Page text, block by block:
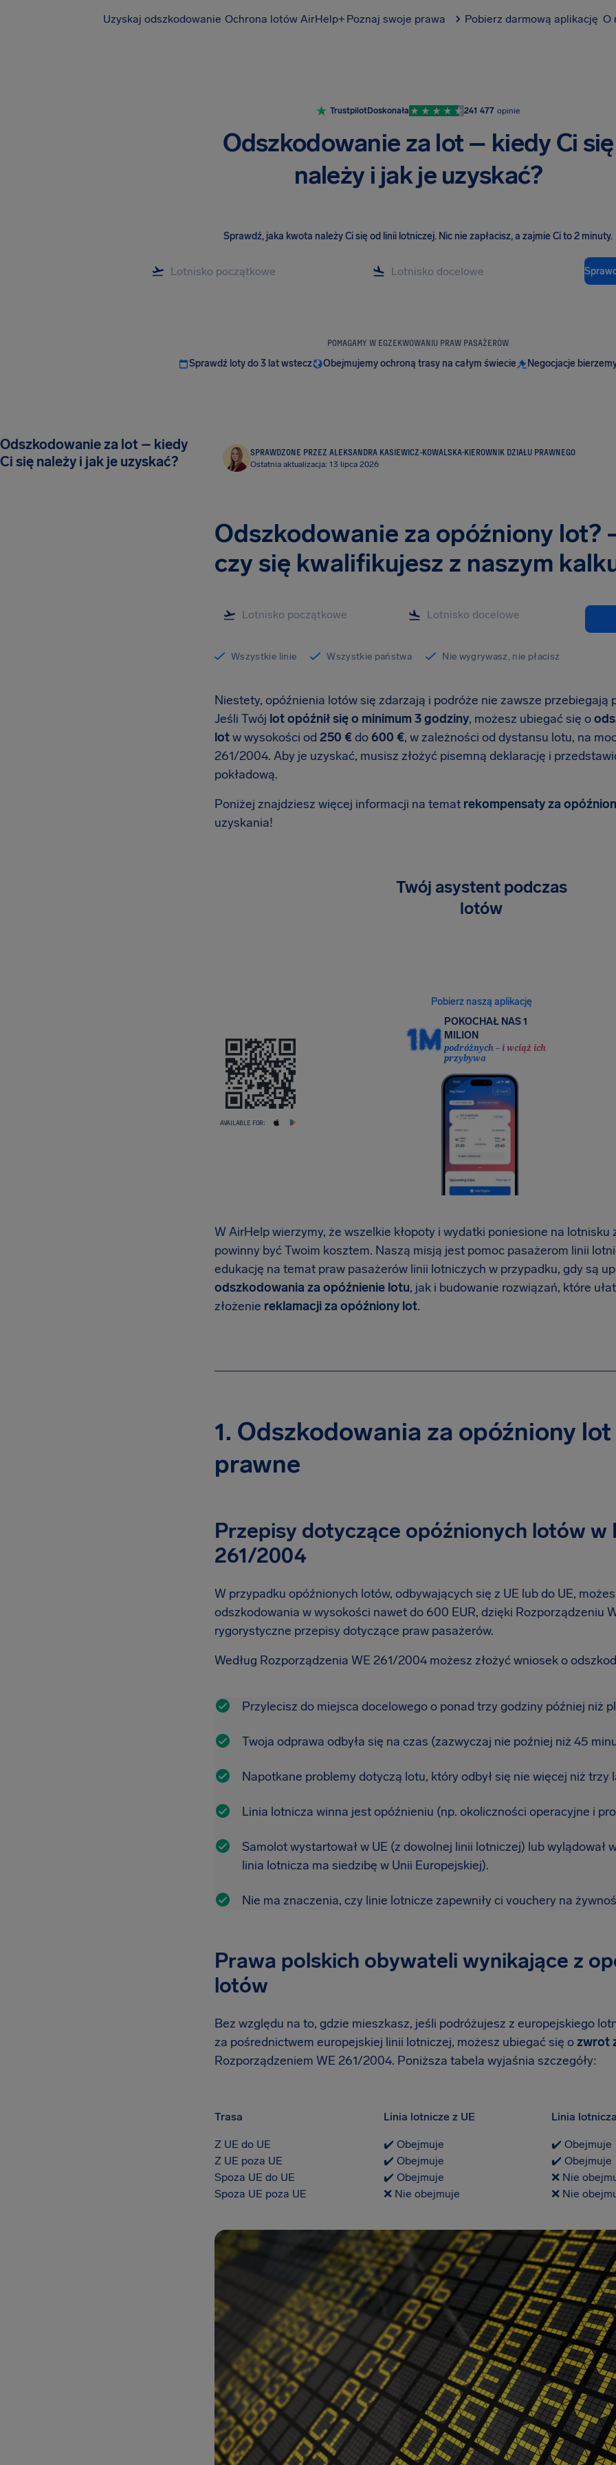
Uzyskaj odszkodowanie Ochrona lotów AirHelp+ Poznaj swoje prawa Pobierz darmową aplikację O
TrustpilotDoskonała 241 477 opinie
Odszkodowanie za lot – kiedy Ci się
należy i jak je uzyskać?
Sprawdź, jaka kwota należy Ci się od linii lotniczej. Nic nie zapłacisz, a zajmie Ci to 2 minuty.
POMAGAMY W EGZEKWOWANIU PRAW PASAŻERÓW
Sprawdź loty do 3 lat wstecz Obejmujemy ochroną trasy na całym świecie Negocjacje
Odszkodowanie za lot – kiedy
Ci się należy i jak je uzyskać?
SPRAWDZONE PRZEZ ALEKSANDRA KASIEWICZ-KOWALSKA·KIEROWNIK DZIAŁU PRAWNEGO
Ostatnia aktualizacja: 13 lipca 2026
Odszkodowanie za opóźniony lot?
czy się kwalifikujesz z naszym
Wszystkie linie Wszystkie państwa Nie wygrywasz, nie płacisz
Niestety, opóźnienia lotów się zdarzają i podróże nie zawsze przebiegają
Jeśli Twój lot opóźnił się o minimum 3 godziny, możesz ubiegać się o
lotw wysokości od 250 €do600 €, w zależności od dystansu lotu, na
261/2004. Aby je uzyskać, musisz złożyć pisemną deklarację i
pokładową.
Poniżej znajdziesz więcej informacji na temat rekompensaty za
uzyskania!
Twój asystent podczas
lotów
Pobierz naszą aplikację
POKOCHAŁ NAS 1
MILION
podróżnych – i wciąż ich
przybywa
AVAILABLE FOR:
W AirHelp wierzymy, że wszelkie kłopoty i wydatki poniesione na lotnisku
powinny być Twoim kosztem. Naszą misją jest pomoc pasażerom linii
edukację na temat praw pasażerów linii lotniczych w przypadku, gdy są
odszkodowania za opóźnienie lotu, jak i budowanie rozwiązań, które
złożenie reklamacji za opóźniony lot.
1. Odszkodowania za opóźniony
prawne
Przepisy dotyczące opóźnionych lotów w
261/2004
W przypadku opóźnionych lotów, odbywających się z UE lub do UE,
odszkodowania w wysokości nawet do 600 EUR, dzięki Rozporządzeniu
rygorystyczne przepisy dotyczące praw pasażerów.
Według Rozporządzenia WE 261/2004 możesz złożyć wniosek o
Przylecisz do miejsca docelowego o ponad trzy godziny później niż
Twoja odprawa odbyła się na czas (zazwyczaj nie poźniej niż 45
Napotkane problemy dotyczą lotu, który odbył się nie więcej niż trzy
Linia lotnicza winna jest opóźnieniu (np. okoliczności operacyjne i
Samolot wystartował w UE (z dowolnej linii lotniczej) lub wylądował
linia lotnicza ma siedzibę w Unii Europejskiej).
Nie ma znaczenia, czy linie lotnicze zapewniły ci vouchery na
Prawa polskich obywateli wynikające z
lotów
Bez względu na to, gdzie mieszkasz, jeśli podróżujesz z europejskiego
za pośrednictwem europejskiej linii lotniczej, możesz ubiegać się ozwrot
Rozporządzeniem WE 261/2004. Poniższa tabela wyjaśnia szczegóły:
Trasa Linia lotnicze z UE Linia
Z UE do UE ✔️ Obejmuje
✔️ Obejmuje
Z UE poza UE
✔️ Obejmuje
✔️ Obejmuje
Spoza UE do UE
✔️ Obejmuje
❌ Nie
Spoza UE poza UE
❌ Nie obejmuje ❌ Nie